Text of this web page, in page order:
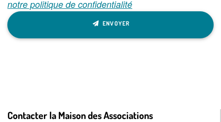
notre politique de confidentialité
ENVOYER
Contacter la Maison des Associations